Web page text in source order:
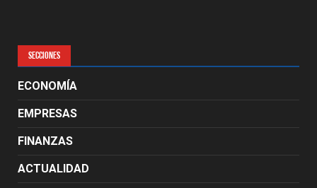
SECCIONES
ECONOMÍA
EMPRESAS
FINANZAS
ACTUALIDAD